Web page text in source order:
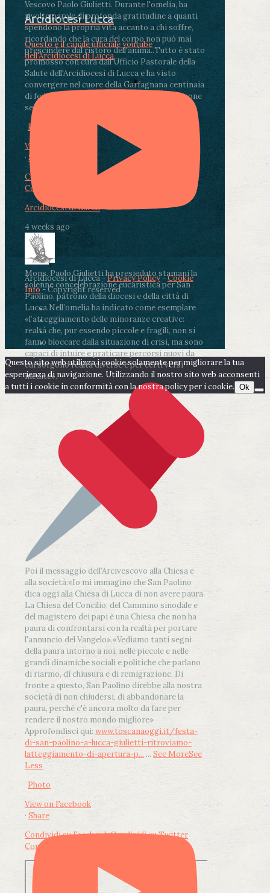
Vescovo Paolo Giulietti. Durante l'omelia, ha
rivolto parole di profonda gratitudine a quanti
spendono la propria vita accanto a chi soffre,
ricordando che la cura del corpo non può mai
prescindere dal ristoro dell'anima..Tutto è stato
promosso con cura dall'Ufficio Pastorale della
Salute dell'Arcidiocesi di Lucca e ha visto
convergere nel cuore della Garfagnana centinaia
di fedeli, operatori sanitari, volontari e persone
segnate dalla malattia.
Photo
View on Facebook
· Share
Condividi su Facebook
Condividi su LinkedIn
Arcidiocesi di Lucca
4 weeks ago
Mons. Paolo Giulietti ha presieduto stamani la
solenne concelebrazione eucaristica per San
Paolino, patrono della diocesi e della città di
Lucca.Nell’omelia ha indicato come esemplare
«l’atteggiamento delle minoranze creative:
realtà che, pur essendo piccole e fragili, non si
fanno bloccare dalla situazione di crisi, ma sono
capaci di intuire e praticare percorsi nuovi da
cui sorgono realtà diverse e per certi versi
inedite».
Poi il messaggio dell’Arcivescovo alla Chiesa e
alla società:«Io mi immagino che San Paolino
dica oggi alla Chiesa di Lucca di non avere paura.
La Chiesa del Concilio, del Cammino sinodale e
del magistero dei papi è una Chiesa che non ha
paura di confrontarsi con la realtà per portare
l'annuncio del Vangelo».«Vediamo tanti segni
della paura intorno a noi, nelle piccole e nelle
grandi dinamiche sociali e politiche che parlano
di riarmo, di chiusura e di remigrazione. Di
fronte a questo, San Paolino direbbe alla nostra
società di non chiudersi, di abbandonare la
paura, perché c'è ancora molto da fare per
rendere il nostro mondo migliore»
Approfondisci qui: www.toscanaoggi.it/festa-
di-san-paolino-a-lucca-giulietti-ritroviamo-
latteggiamento-di-apertura-p... ... See MoreSee
Less
Photo
View on Facebook
· Share
Condividi su FacebookCondividi su Twitter
Condividi su LinkedIn
Arcidiocesi Lucca
Questo è il canale ufficiale youtube
dell'Arcidiocesi di Lucca
Arcidiocesi di Lucca -Privacy Policy-Cookie
Info- Copyright reserved
Questo sito web utilizza i cookie solamente per migliorare la tua
esperienza di navigazione. Utilizzando il nostro sito web acconsenti
a tutti i cookie in conformità con la nostra policy per i cookie. Ok